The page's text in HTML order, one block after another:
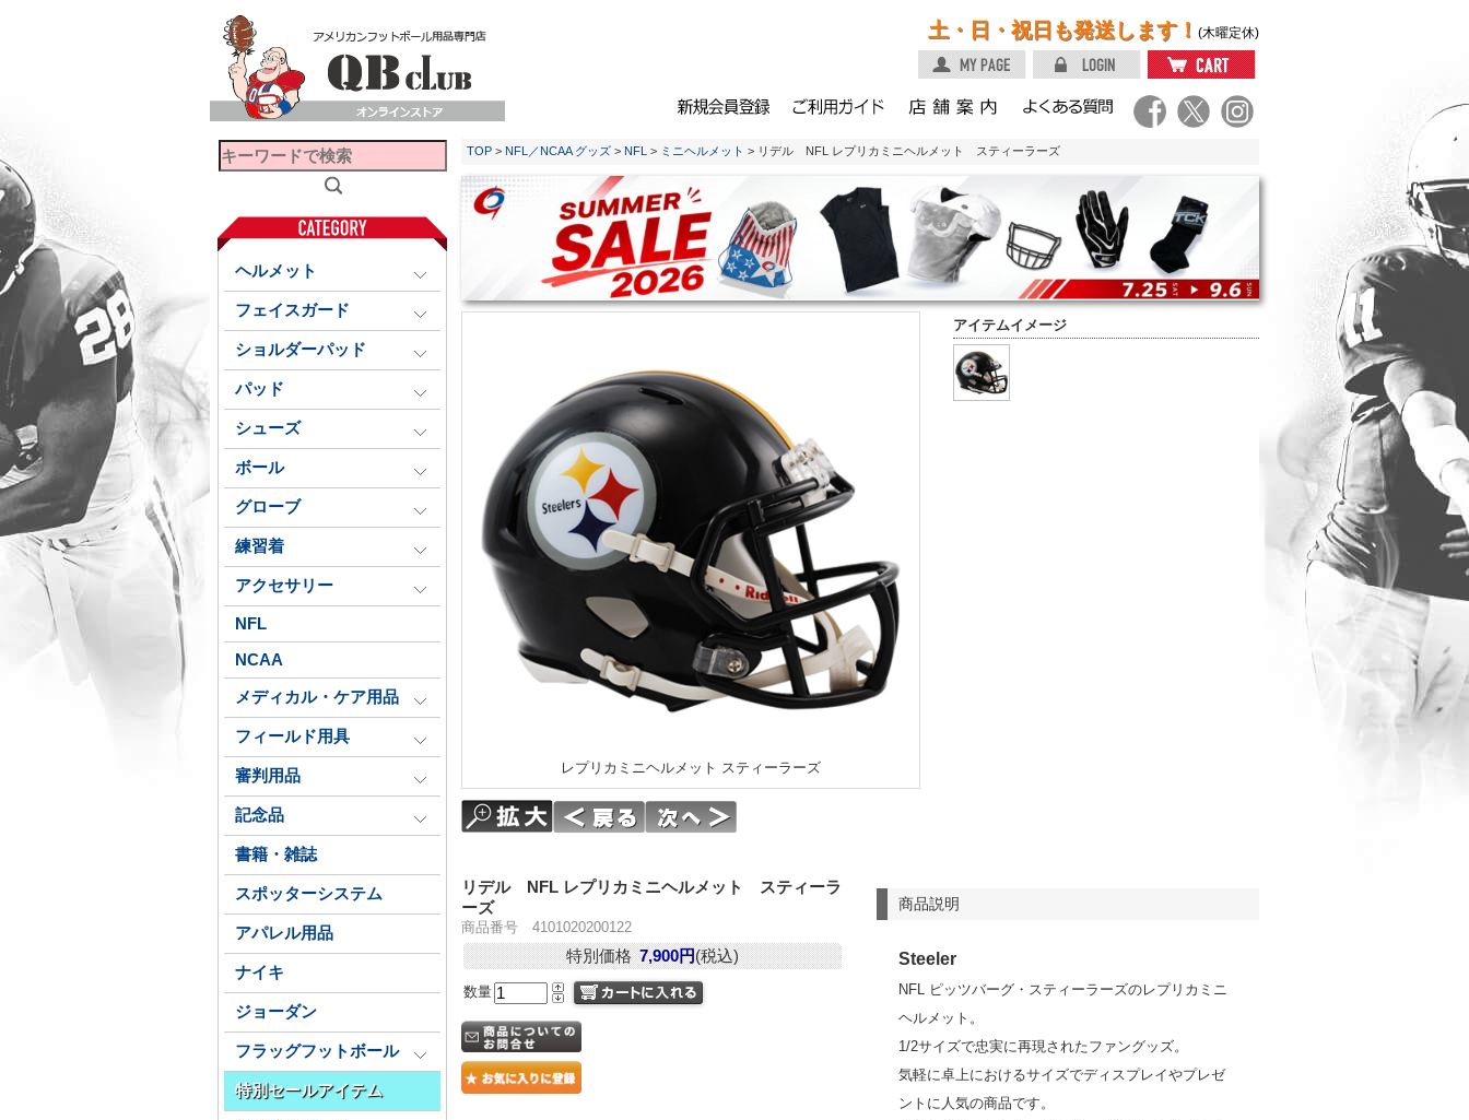
土・日・祝日も発送します！ (木曜定休)
ヘルメット
フェイスガード
ショルダーパッド
パッド
シューズ
ボール
グローブ
練習着
アクセサリー
NFL
NCAA
メディカル・ケア用品
フィールド用具
審判用品
記念品
書籍・雑誌
スポッターシステム
アパレル用品
ナイキ
ジョーダン
フラッグフットボール
特別セールアイテム
TOP > NFL／NCAA グッズ > NFL > ミニヘルメット > リデル NFL レプリカミニヘルメット スティーラーズ
アイテムイメージ
レプリカミニヘルメット スティーラーズ
商品説明
Steeler
NFL ピッツバーグ・スティーラーズのレプリカミニ
ヘルメット。
1/2サイズで忠実に再現されたファングッズ。
気軽に卓上におけるサイズでディスプレイやプレゼ
ントに人気の商品です。
リデル NFL レプリカミニヘルメット スティーラ
ーズ
商品番号 4101020200122
特別価格 7,900円(税込)
数量